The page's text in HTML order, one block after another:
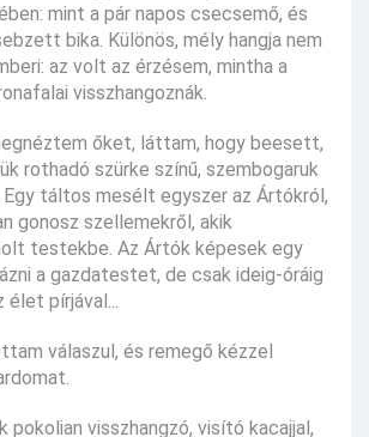
mint a pár napos csecsemő, és
bika. Különös, mély hangja nem
az volt az érzésem, mintha a
visszhangoznák.
őket, láttam, hogy beesett,
rothadó szürke színű, szembogaruk
táltos mesélt egyszer az Ártókról,
gonosz szellemekről, akik
testekbe. Az Ártók képesek egy
a gazdatestet, de csak ideig-óráig
pírjával...
válaszul, és remegő kézzel
visszhangzó, visító kacajjal,